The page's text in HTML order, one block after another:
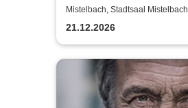
Mistelbach, Stadtsaal Mistelbach
21.12.2026